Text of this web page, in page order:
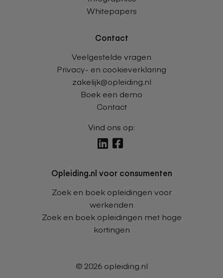
Whitepapers
Contact
Veelgestelde vragen
Privacy- en cookieverklaring
zakelijk@opleiding.nl
Boek een demo
Contact
Vind ons op:
Delen
linkedin
Delen
facebook
Opleiding.nl voor consumenten
Zoek en boek opleidingen voor
werkenden
Zoek en boek opleidingen met hoge
kortingen
© 2026 opleiding.nl